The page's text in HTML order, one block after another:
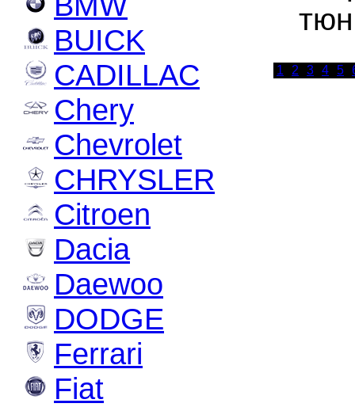
BUICK
CADILLAC
Chery
Chevrolet
CHRYSLER
Citroen
Dacia
Daewoo
DODGE
Ferrari
Fiat
1 2 3 4 5